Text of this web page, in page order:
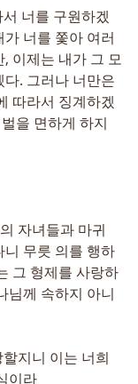
너를 구원하겠
너를 쫓아 여러
이제는 내가 그 모
. 그러나 너만은
따라서 징계하겠
을 면하게 하지
자녀들과 마귀
무릇 의를 행하
그 형제를 사랑하
님께 속하지 아니
지니 이는 너희
이라